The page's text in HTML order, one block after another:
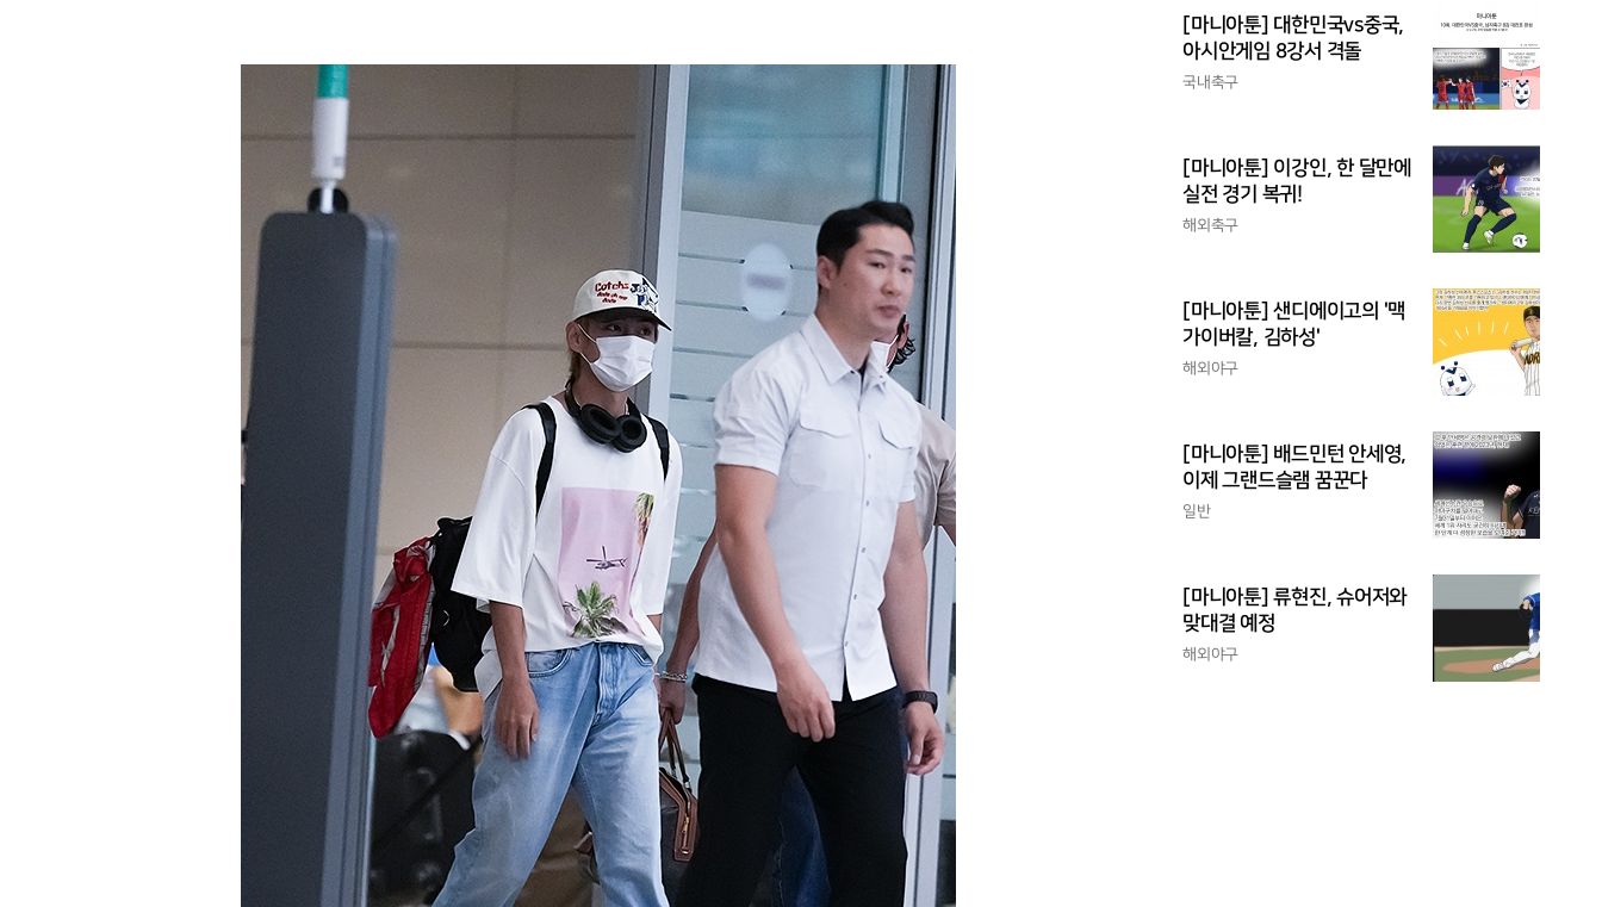
[마니아툰] 대한민국vs중국,
아시안게임 8강서 격돌
국내축구
[마니아툰] 이강인, 한 달만에
실전 경기 복귀!
해외축구
[마니아툰] 샌디에이고의 '맥
가이버칼, 김하성'
해외야구
[마니아툰] 배드민턴 안세영,
이제 그랜드슬램 꿈꾼다
일반
[마니아툰] 류현진, 슈어저와
맞대결 예정
해외야구